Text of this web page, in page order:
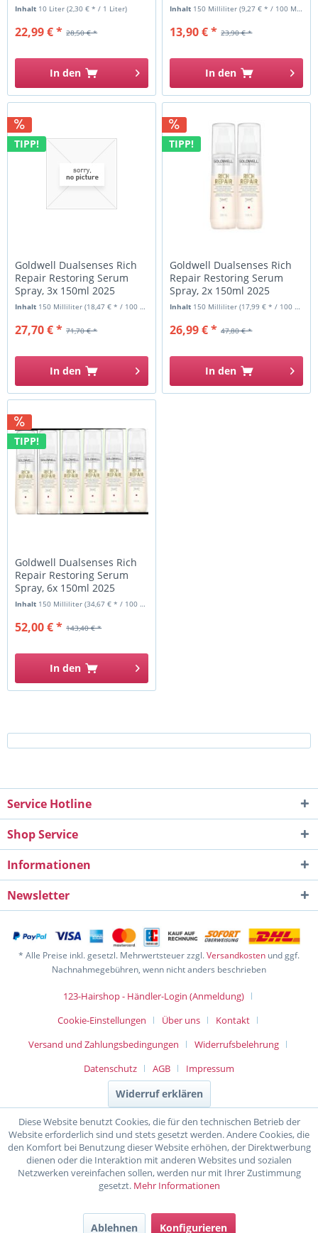
Inhalt 10 Liter(2,30 € * / 1 Liter)
28,50 € *
22,99 € *
In den
Inhalt 150 Milliliter(9,27 € * / 100 Milliliter)
23,90 € *
13,90 € *
In den
TIPP!
Goldwell Dualsenses Rich
Repair Restoring Serum
Spray, 3x 150ml 2025
Inhalt 150 Milliliter(18,47 € * / 100 Milliliter)
71,70 € *
27,70 € *
In den
TIPP!
Goldwell Dualsenses Rich
Repair Restoring Serum
Spray, 2x 150ml 2025
Inhalt 150 Milliliter(17,99 € * / 100 Milliliter)
47,80 € *
26,99 € *
In den
TIPP!
Goldwell Dualsenses Rich
Repair Restoring Serum
Spray, 6x 150ml 2025
Inhalt 150 Milliliter(34,67 € * / 100 Milliliter)
143,40 € *
52,00 € *
In den
Service Hotline
Shop Service
Informationen
Newsletter
* Alle Preise inkl. gesetzl. Mehrwertsteuer zzgl.Versandkosten und ggf.
Nachnahmegebühren, wenn nicht anders beschrieben
123-Hairshop - Händler-Login (Anmeldung)
Cookie-Einstellungen
Über uns
Kontakt
Versand und Zahlungsbedingungen
Widerrufsbelehrung
Datenschutz
AGB Impressum
Widerruf erklären
Diese Website benutzt Cookies, die für den technischen Betrieb der
Website erforderlich sind und stets gesetzt werden. Andere Cookies, die
den Komfort bei Benutzung dieser Website erhöhen, der Direktwerbung
dienen oder die Interaktion mit anderen Websites und sozialen
Netzwerken vereinfachen sollen, werden nur mit Ihrer Zustimmung
gesetzt. Mehr Informationen
Ablehnen Konfigurieren